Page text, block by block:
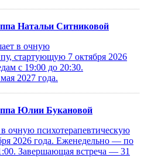
Натальи Ситниковой
в очную
стартующую 7 октября 2026
с 19:00 до 20:30.
2027 года.
Юлии Букановой
очную психотерапевтическую
2026 года. Еженедельно — по
Завершающая встреча — 31